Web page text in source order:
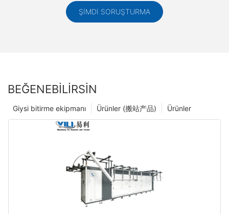
ŞIMDI SORUŞTURMA
BEĞENEBILIRSIN
Ürünler
Ürünler (搬站产品)
Giysi bitirme ekipmanı